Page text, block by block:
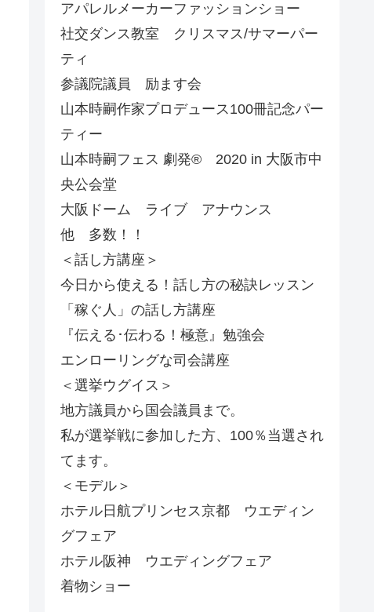
アパレルメーカーファッションショー
社交ダンス教室 クリスマス/サマーパー
ティ
参議院議員 励ます会
山本時嗣作家プロデュース100冊記念パー
ティー
山本時嗣フェス 劇発®︎ 2020 in 大阪市中
央公会堂
大阪ドーム ライブ アナウンス
他 多数！！
＜話し方講座＞
今日から使える！話し方の秘訣レッスン
「稼ぐ人」の話し方講座
『伝える･伝わる！極意』勉強会
エンローリングな司会講座
＜選挙ウグイス＞
地方議員から国会議員まで。
私が選挙戦に参加した方、100％当選され
てます。
＜モデル＞
ホテル日航プリンセス京都 ウエディン
グフェア
ホテル阪神 ウエディングフェア
着物ショー